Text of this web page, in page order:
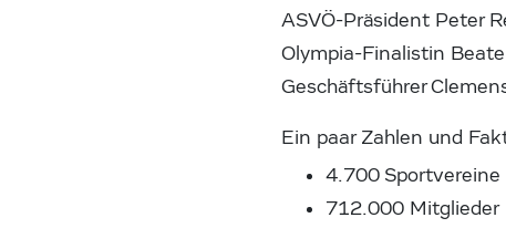
ASVÖ-Präsident Peter
Olympia-Finalistin
Geschäftsführer
Ein paar Zahlen und
4.700 Sportvereine
712.000 Mitglieder